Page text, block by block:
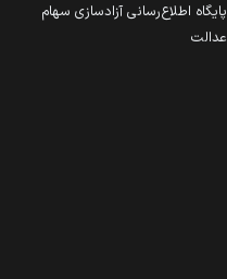
پایگاه اطلاع‌رسانی آزادسازی سهام
عدالت